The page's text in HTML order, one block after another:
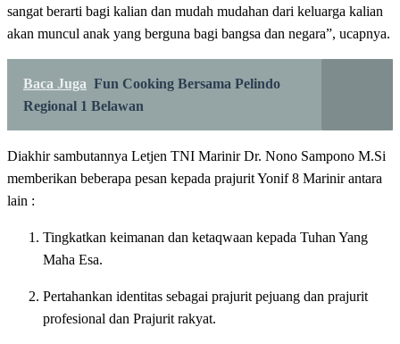
sangat berarti bagi kalian dan mudah mudahan dari keluarga kalian
akan muncul anak yang berguna bagi bangsa dan negara”, ucapnya.
Baca Juga Fun Cooking Bersama Pelindo
Regional 1 Belawan
Diakhir sambutannya Letjen TNI Marinir Dr. Nono Sampono M.Si
memberikan beberapa pesan kepada prajurit Yonif 8 Marinir antara
lain :
Tingkatkan keimanan dan ketaqwaan kepada Tuhan Yang
Maha Esa.
Pertahankan identitas sebagai prajurit pejuang dan prajurit
profesional dan Prajurit rakyat.